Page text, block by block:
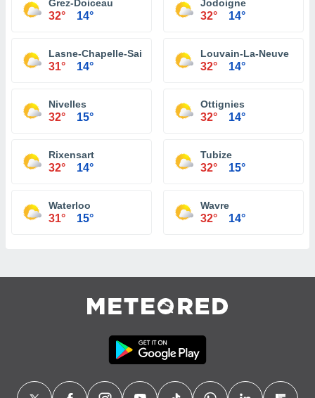
Grez-Doiceau
32° 14°
Jodoigne
32° 14°
Lasne-Chapelle-Saint-Lambert
31° 14°
Louvain-La-Neuve
32° 14°
Nivelles
32° 15°
Ottignies
32° 14°
Rixensart
32° 14°
Tubize
32° 15°
Waterloo
31° 15°
Wavre
32° 14°